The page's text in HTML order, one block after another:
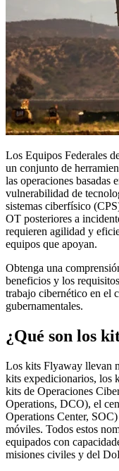
Los Equipos Federales
un conjunto de
las operaciones basadas
vulnerabilidad de
sistemas ciberfísico
OT posteriores a
requieren agilidad y
equipos que apoyan.
Obtenga una
beneficios y los
trabajo cibernético en el
gubernamentales.
¿Qué son los
Los kits Flyaway llevan
kits expedicionarios, los
kits de Operaciones
Operations, DCO), el
Operations Center,
móviles. Todos estos
equipados con
misiones civiles y del